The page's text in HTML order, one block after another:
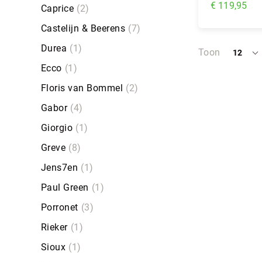
€ 119,95
Toon 12
per
Caprice
2
Castelijn & Beerens 7
Durea
1
Ecco
1
Floris van Bommel
2
Gabor 4
Giorgio
1
Greve
8
Jens7en
1
Paul Green
1
Porronet
3
Rieker 1
Sioux
1